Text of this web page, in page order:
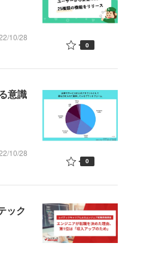
10/28
0
意識
10/28
0
ック